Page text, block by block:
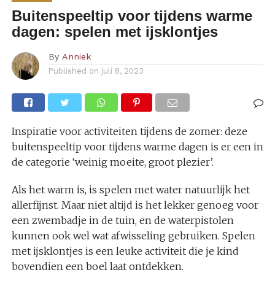
Buitenspeeltip voor tijdens warme
dagen: spelen met ijsklontjes
By Anniek
Published on juli 8, 2023
Inspiratie voor activiteiten tijdens de zomer: deze
buitenspeeltip voor tijdens warme dagen is er een in
de categorie ‘weinig moeite, groot plezier’.
Als het warm is, is spelen met water natuurlijk het
allerfijnst. Maar niet altijd is het lekker genoeg voor
een zwembadje in de tuin, en de waterpistolen
kunnen ook wel wat afwisseling gebruiken. Spelen
met ijsklontjes is een leuke activiteit die je kind
bovendien een boel laat ontdekken.